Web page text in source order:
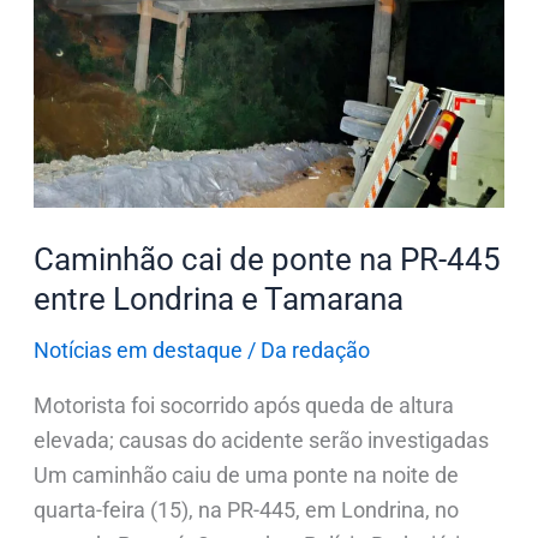
Caminhão cai de ponte na PR-445
entre Londrina e Tamarana
Notícias em destaque / Da redação
Motorista foi socorrido após queda de altura
elevada; causas do acidente serão investigadas
Um caminhão caiu de uma ponte na noite de
quarta-feira (15), na PR-445, em Londrina, no
de
ponte
na
PR-
445
entre
e
Tamarana